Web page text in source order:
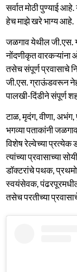
सर्वात मोठी पुण्याई
हेच माझे खरे भाग्य आहे.
जळगाव येथील जी.एस.
नोंदणीकृत
तसेच संपूर्ण प्रवासाचे
जी.एस. ग्राऊंडवरून
पालखी-दिंडीने संपूर्ण
टाळ, मृदंग, वीणा,
भगव्या पताकांनी
विशेष रेल्वेच्या प्रत्येक
त्यांच्या प्रवासाच्या
डॉक्टरांचे पथक,
स्वयंसेवक, पंढरपूरमधील
तसेच परतीच्या